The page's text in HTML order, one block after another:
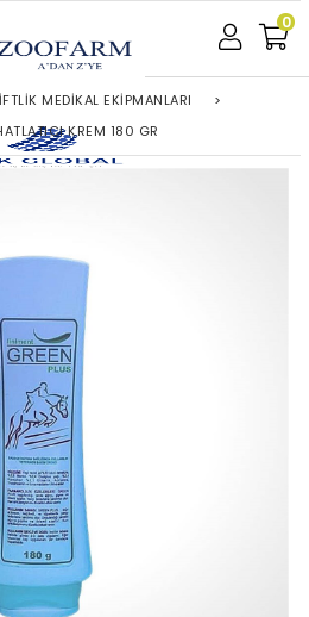
0
MEDİKAL EKİPMANLARI
>
KREM 180 GR